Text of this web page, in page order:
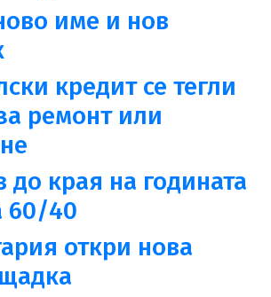
име и нов
кредит се тегли
ремонт или
до края на годината
60/40
откри нова